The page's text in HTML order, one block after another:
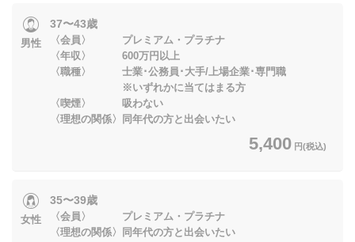
男性
37〜43歳
〈会員〉 プレミアム・プラチナ
〈年収〉 600万円以上
〈職種〉 士業･公務員･大手/上場企業･専門職
※いずれかに当てはまる方
〈喫煙〉 吸わない
〈理想の関係〉同年代の方と出会いたい
5,400 円(税込)
女性
35〜39歳
〈会員〉 プレミアム・プラチナ
​​​​​​​〈理想の関係〉同年代の方と出会いたい